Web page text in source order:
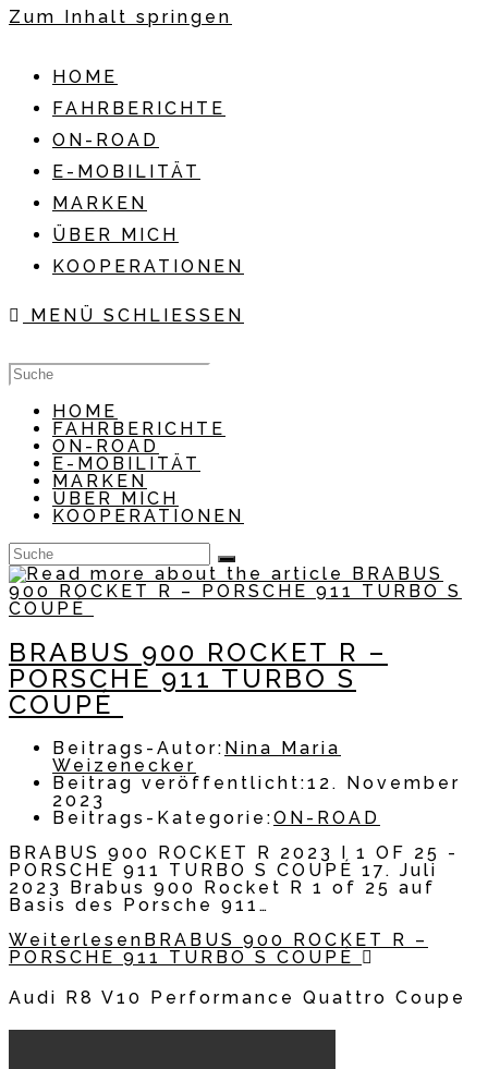
Zum Inhalt springen
HOME
FAHRBERICHTE
ON-ROAD
E-MOBILITÄT
MARKEN
ÜBER MICH
KOOPERATIONEN
MENÜ SCHLIESSEN
HOME
FAHRBERICHTE
ON-ROAD
E-MOBILITÄT
MARKEN
ÜBER MICH
KOOPERATIONEN
BRABUS 900 ROCKET R –
PORSCHE 911 TURBO S
COUPÉ
Beitrags-Autor: Nina Maria
Weizenecker
Beitrag veröffentlicht:12. November
2023
Beitrags-Kategorie:ON-ROAD
BRABUS 900 ROCKET R 2023 I 1 OF 25 -
PORSCHE 911 TURBO S COUPÉ 17. Juli
2023 Brabus 900 Rocket R 1 of 25 auf
Basis des Porsche 911…
Weiterlesen BRABUS 900 ROCKET R –
PORSCHE 911 TURBO S COUPÉ
Audi R8 V10 Performance Quattro Coupe